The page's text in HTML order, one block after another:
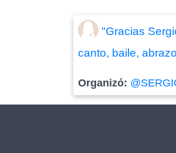
"Gracias
canto, baile,
Organizó: